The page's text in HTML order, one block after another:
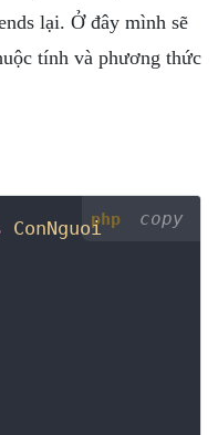
lại. Ở đây mình sẽ
tính và phương thức
php copy
ConNguoi